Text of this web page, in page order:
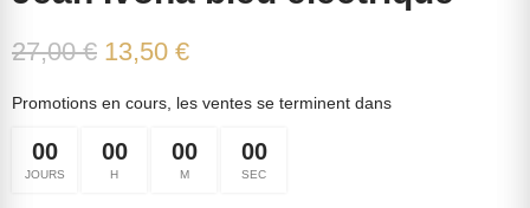
27,00 € 13,50 €
Promotions en cours, les ventes se terminent dans
00
JOURS
00
H
00
M
00
SEC